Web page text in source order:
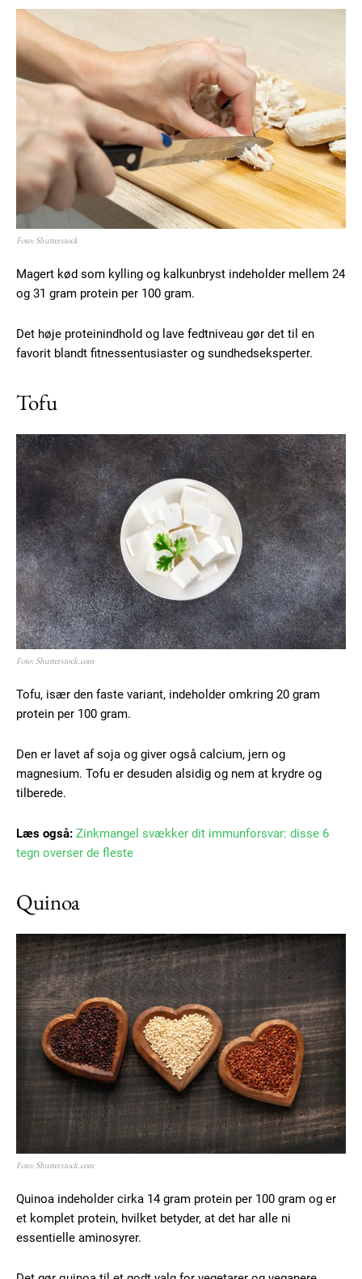
Subscription Plans
Free limited access
Gratis / forever
Etiam est nibh, lobortis sit
Praesent euismod ac
Nullam eu erat condimentum
Donec quis est ac felis
Member full access
100DKK / year
Etiam est nibh, lobortis sit
Praesent euismod ac
Nullam eu erat condimentum
Donec quis est ac felis
YEARLY PRICING
Foto: Shutterstock
Magert kød som kylling og kalkunbryst indeholder mellem 24
og 31 gram protein per 100 gram.
Det høje proteinindhold og lave fedtniveau gør det til en
favorit blandt fitnessentusiaster og sundhedseksperter.
Tofu
Foto: Shutterstock.com
Tofu, især den faste variant, indeholder omkring 20 gram
protein per 100 gram.
Den er lavet af soja og giver også calcium, jern og
magnesium. Tofu er desuden alsidig og nem at krydre og
tilberede.
Læs også: Zinkmangel svækker dit immunforsvar: disse 6
tegn overser de fleste
Quinoa
Foto: Shutterstock.com
Quinoa indeholder cirka 14 gram protein per 100 gram og er
et komplet protein, hvilket betyder, at det har alle ni
essentielle aminosyrer.